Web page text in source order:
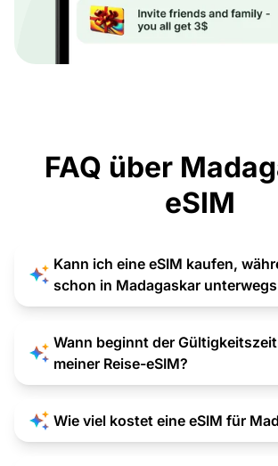
FAQ über
eSIM
Kann ich eine eSIM kaufen,
schon in Madagaskar
Wann beginnt der
meiner Reise-eSIM?
Wie viel kostet eine eSIM für